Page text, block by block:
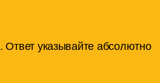
Ответ указывайте абсолютно